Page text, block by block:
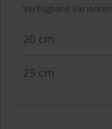
Verfügbare Varianten
20 cm
25 cm